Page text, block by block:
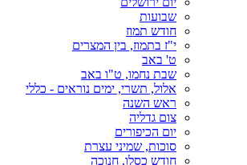
שבועות
חודש תמוז
י"ז בתמוז, בין המצרים
ט' באב
שבת נחמו, ט"ו באב
אלול, תשרי, ימים נוראים - כללי
ראש השנה
צום גדליה
יום הכיפורים
סוכות, שמיני עצרת
חודש כסלו, חנוכה